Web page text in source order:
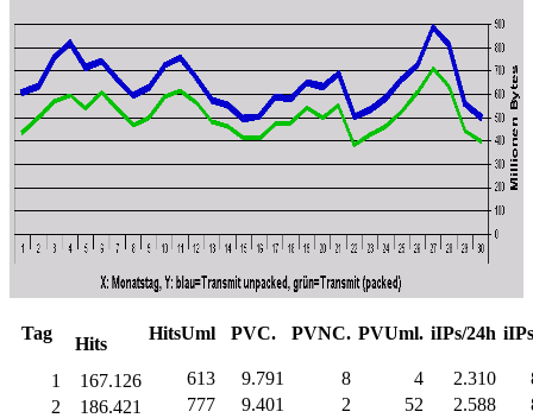
Tag
Hits
1
167.126
2
186.421
HitsUml
613
777
PVC.
9.791
9.401
PVNC.
8
2
PVUml.
4
52
iIPs/24h
2.310
2.588